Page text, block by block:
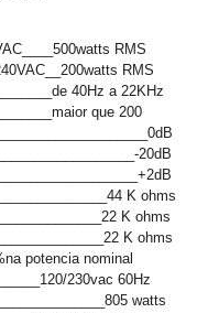
RMS
RMS
40Hz a 22KHz
que 200
20dB
K ohms
K ohms
K ohms
potencia nominal
230vac 60Hz
watts